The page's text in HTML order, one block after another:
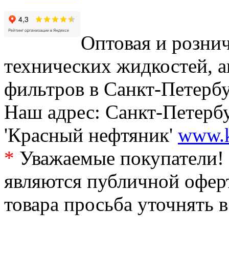
Оптовая и
технических жидкостей,
фильтров в Санкт-
Наш адрес: Санкт-
'Красный нефтяник'
* Уважаемые
являются публичной
товара просьба уточнять